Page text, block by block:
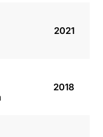
2021
2018